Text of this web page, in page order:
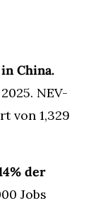
China.
NEV-
von 1,329
der
Jobs